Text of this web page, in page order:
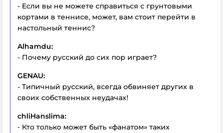
- Если вы не можете справиться с грунтовыми
кортами в теннисе, может, вам стоит перейти в
настольный теннис?
Alhamdu:
- Почему русский до сих пор играет?
GENAU:
- Типичный русский, всегда обвиняет других в
своих собственных неудачах!
chliHanslima:
- Кто только может быть «фанатом» таких